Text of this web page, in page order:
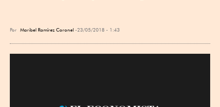
Por Maribel Ramírez Coronel 23/05/2018 - 1:43